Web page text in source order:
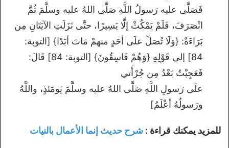
فَصَلَّى عليه رَسولُ اللَّهِ صَلَّى اللهُ عليه وسلَّمَ ثُمَّ
انْصَرَفَ، فَلَمْ يَمْكُثْ إلَّا يَسِيرًا، حتَّى نَزَلَتِ الآيَتَانِ مِن
بَرَاءَةٌ: {وَلَا تُصَلِّ علَى أحَدٍ منهمْ مَاتَ أبَدًا} [التوبة:
84] إلى قَوْلِهِ {وَهُمْ فَاسِقُونَ} [التوبة: 84] قَالَ:
فَعَجِبْتُ بَعْدُ مِن جُرْأَتي
علَى رَسولِ اللَّهِ صَلَّى اللهُ عليه وسلَّمَ يَومَئذٍ، واللَّهُ
ورَسولُهُ أعْلَمُ]
للمزيد يمكنك قراءة : شرح حديث إنما الأعمال بالنيات